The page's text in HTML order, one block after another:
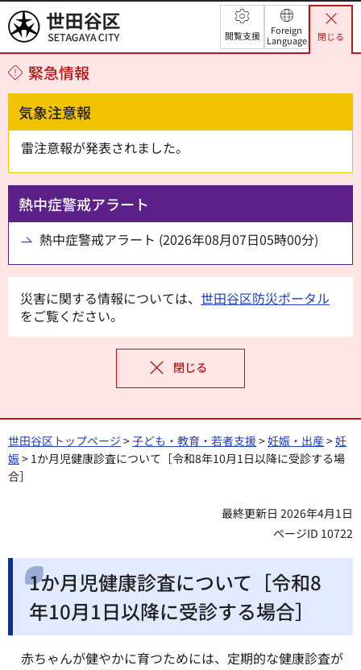
世田谷区 閲覧支援
Foreign
Language
閉じる
緊急情報
気象注意報
雷注意報が発表されました。
熱中症警戒アラート
熱中症警戒アラート (2026年08月07日05時00分)
災害に関する情報については、 世田谷区防災ポータル
をご覧ください。
閉じる
世田谷区トップページ >子ども・教育・若者支援>妊娠・出産>妊
娠> 1か月児健康診査について［令和8年10月1日以降に受診する場
合］
最終更新日 2026年4月1日
ページID 10722
1か月児健康診査について［令和8
年10月1日以降に受診する場合］
赤ちゃんが健やかに育つためには、定期的な健康診査が